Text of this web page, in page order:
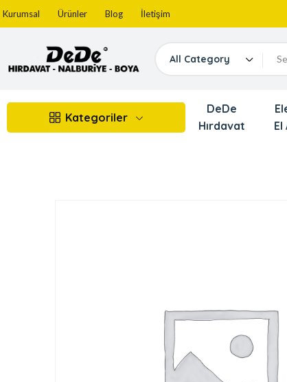
Kurumsal Ürünler Blog İletişim
All Category
Kategoriler
DeDe
Hırdavat